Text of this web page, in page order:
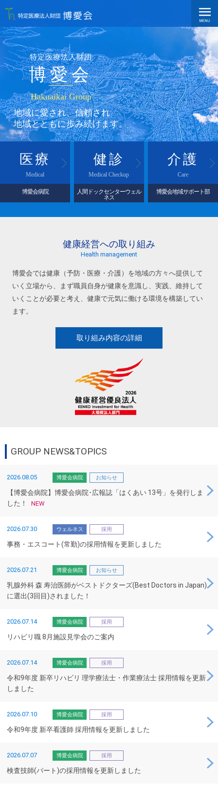
特定医療法人財団
博愛会
Hakuaikai Group
地域に愛され、信頼され
地域とともに歩み続けます。
医療
Medical
博愛会病院
健診
Medical Checkup
人間ドックセンターウェル
ネス
介護
Care
博愛会地域サポート部
健康経営への取り組み
Health management
博愛会では健康（予防・医療・介護）を地域の方々へ提供して
いく立場から、まず職員自身が健康を意識し、実践、維持して
いくことが必要と考え、健康で元気に働ける環境を構築してい
ます。
取り組み内容の詳細
GROUP NEWS&TOPICS
お知らせ
博愛会病院
2026.08.05
【博愛会病院】博愛会病院･広報誌「はくあい 13号」を発行しま
した！
NEW
採用
ウェルネス
2026.07.30
事務・エスコート(常勤)の採用情報を更新しました
お知らせ
博愛会病院
2026.07.21
乳腺外科 森 寿治医師がベストドクターズ(Best Doctors in Japan)
に選出(3回目)されました！
採用
博愛会病院
2026.07.14
リハビリ職 8月施設見学会のご案内
採用
博愛会病院
2026.07.14
令和9年度 新卒リハビリ 理学療法士・作業療法士 採用情報を更新
しました
採用
博愛会病院
2026.07.10
令和9年度 新卒看護師 採用情報を更新しました
採用
博愛会病院
2026.07.07
検査技師(パート)の採用情報を更新しました